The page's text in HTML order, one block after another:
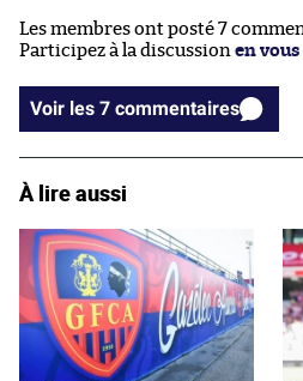
Les membres ont posté 7
Participez à la discussion en
Voir les 7 commentaires
À lire aussi